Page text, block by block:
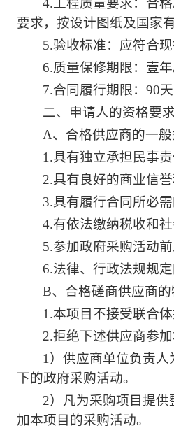
4.工程质量要求：合
要求，按设计图纸及国家
5.验收标准：应符合
6.质量保修期限： 壹年
7.合同履行期限：90天
二、申请人的资格要求
A、合格供应商的一般
1.具有独立承担民事责
2.具有良好的商业信
3.具有履行合同所必
4.有依法缴纳税收和
5.参加政府采购活动
6.法律、行政法规规定
B、 合格磋商供应商的
1.本项目不接受联合体
2.拒绝下述供应商参加
1 ）供应商单位负责
下的政府采购活动。
2）凡为采购项目提
加本项目的采购活动。